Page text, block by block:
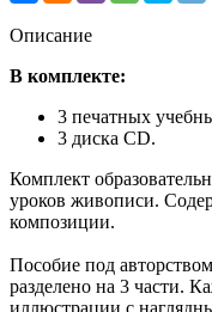
Описание
В комплекте:
3 печатных
3 диска CD.
Комплект
уроков живописи.
композиции.
Пособие под
разделено на 3 части.
иллюстрации с